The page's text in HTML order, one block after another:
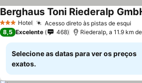
3 EstrelasHotel Acesso direto às pistas de esqui
Berghaus Toni Riederalp
8,5 Excelente 468 Riederalp, a 11.9 km
Selecione as datas para ver os preços
exatos.